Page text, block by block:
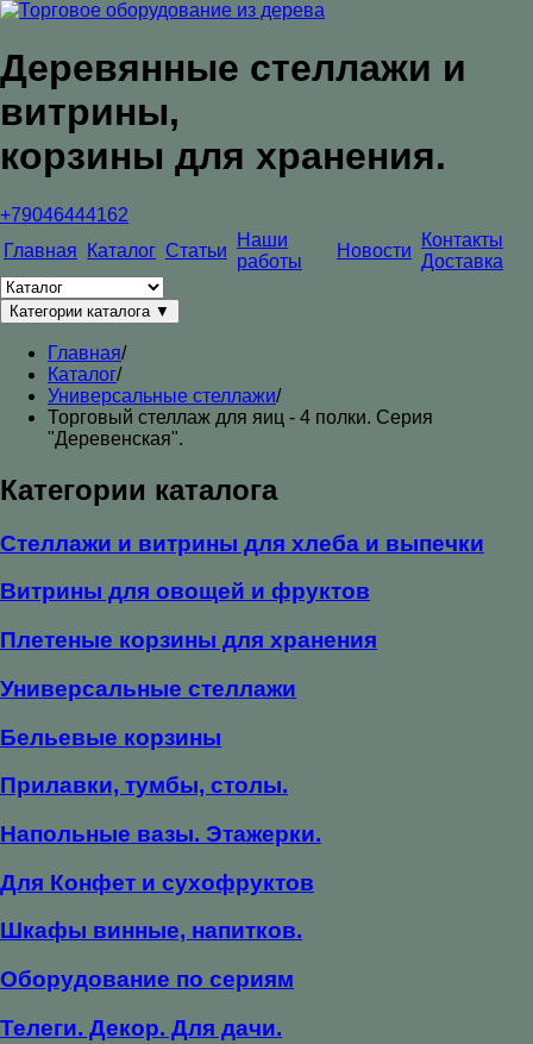
Деревянные стеллажи и
витрины,
корзины для хранения.
+79046444162
Главная
Каталог Статьи
Наши
работы
Новости
Контакты
Доставка
Категории каталога ▼
Главная/
Каталог/
Универсальные стеллажи/
Торговый стеллаж для яиц - 4 полки. Серия
"Деревенская".
Категории каталога
Стеллажи и витрины для хлеба и выпечки
Витрины для овощей и фруктов
Плетеные корзины для хранения
Универсальные стеллажи
Бельевые корзины
Прилавки, тумбы, столы.
Напольные вазы. Этажерки.
Для Конфет и сухофруктов
Шкафы винные, напитков.
Оборудование по сериям
Телеги. Декор. Для дачи.